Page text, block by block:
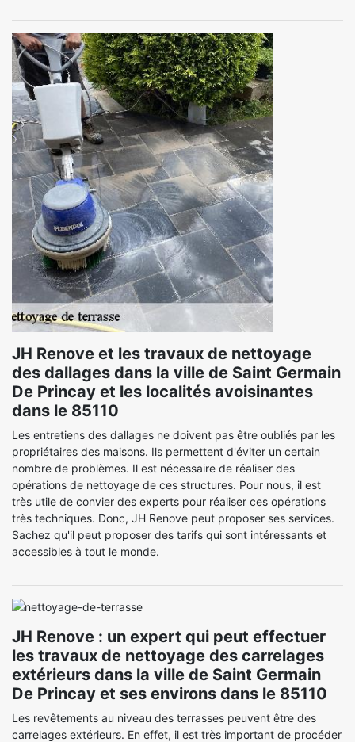
JH Renove et les travaux de nettoyage
des dallages dans la ville de Saint Germain
De Princay et les localités avoisinantes
dans le 85110
Les entretiens des dallages ne doivent pas être oubliés par les
propriétaires des maisons. Ils permettent d'éviter un certain
nombre de problèmes. Il est nécessaire de réaliser des
opérations de nettoyage de ces structures. Pour nous, il est
très utile de convier des experts pour réaliser ces opérations
très techniques. Donc, JH Renove peut proposer ses services.
Sachez qu'il peut proposer des tarifs qui sont intéressants et
accessibles à tout le monde.
JH Renove : un expert qui peut effectuer
les travaux de nettoyage des carrelages
extérieurs dans la ville de Saint Germain
De Princay et ses environs dans le 85110
Les revêtements au niveau des terrasses peuvent être des
carrelages extérieurs. En effet, il est très important de procéder